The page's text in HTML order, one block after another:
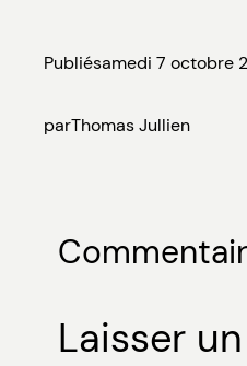
Publiésamedi 7 octobre
parThomas Jullien
Laisser